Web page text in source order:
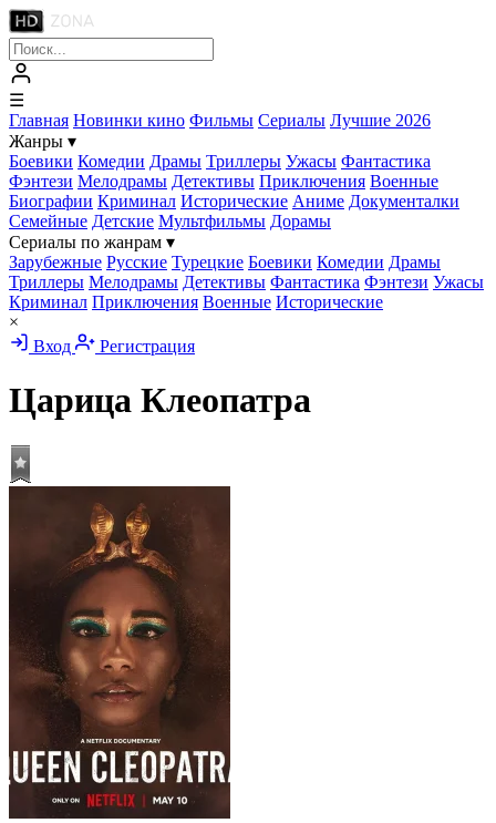
☰
Главная Новинки кино Фильмы Сериалы Лучшие 2026
Жанры ▾
Боевики Комедии Драмы Триллеры Ужасы Фантастика
Фэнтези Мелодрамы Детективы Приключения Военные
Биографии Криминал Исторические Аниме Документалки
Семейные Детские Мультфильмы Дорамы
Сериалы по жанрам ▾
Зарубежные Русские Турецкие Боевики Комедии Драмы
Триллеры Мелодрамы Детективы Фантастика Фэнтези Ужасы
Криминал Приключения Военные Исторические
×
Вход
Регистрация
Царица Клеопатра